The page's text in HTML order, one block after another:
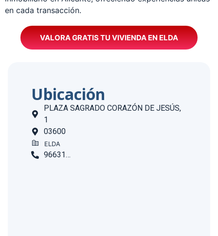
en cada transacción.
VALORA GRATIS TU VIVIENDA EN ELDA
Ubicación
PLAZA SAGRADO CORAZÓN DE JESÚS,
1
03600
ELDA
966312702